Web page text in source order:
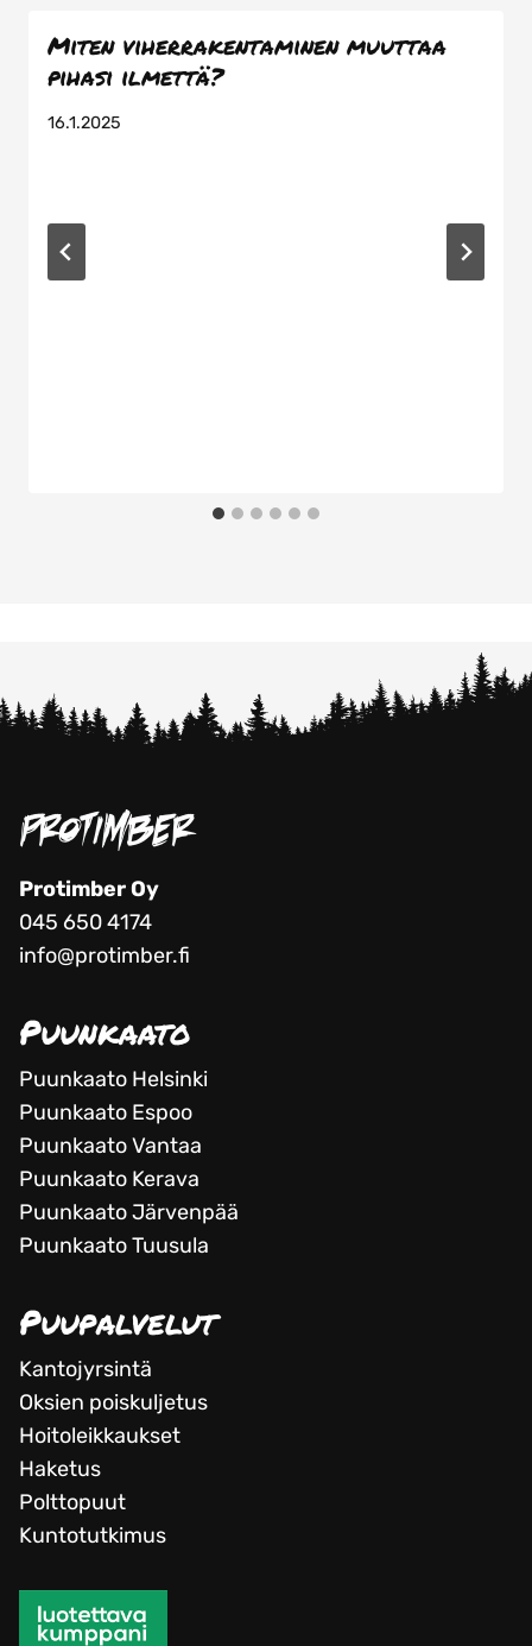
Miten viherrakentaminen muuttaa
pihasi ilmettä?
16.1.2025
Protimber Oy
045 650 4174
info@protimber.fi
Puunkaato
Puunkaato Helsinki
Puunkaato Espoo
Puunkaato Vantaa
Puunkaato Kerava
Puunkaato Järvenpää
Puunkaato Tuusula
Puupalvelut
Kantojyrsintä
Oksien poiskuljetus
Hoitoleikkaukset
Haketus
Polttopuut
Kuntotutkimus